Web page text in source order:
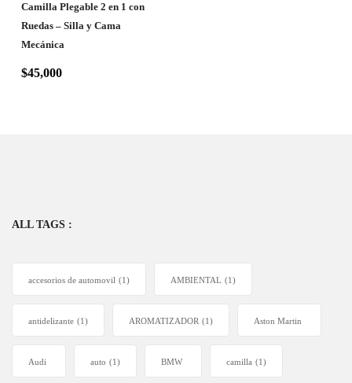
Camilla Plegable 2 en 1 con
Ruedas – Silla y Cama
Mecánica
$45,000
ALL TAGS :
accesorios de automovil (1) AMBIENTAL (1)
antidelizante (1) AROMATIZADOR (1) Aston Martin
Audi auto (1) BMW camilla (1)